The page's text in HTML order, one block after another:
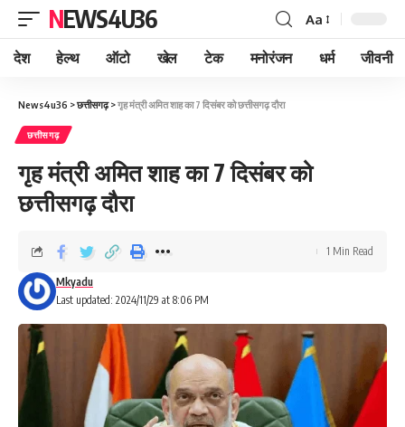
NEWS4U36 Aa
देश हेल्थ ऑटो खेल टेक मनोरंजन धर्म जीवनी
News4u36 >छत्तीसगढ़>गृह मंत्री अमित शाह का 7 दिसंबर को छत्तीसगढ़ दौरा
छत्तीसगढ़
गृह मंत्री अमित शाह का 7 दिसंबर को
छत्तीसगढ़ दौरा
Last updated: 2024/11/29 at 8:06 PM
Mkyadu
1 Min Read